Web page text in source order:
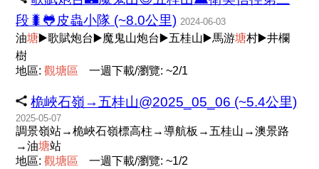
段🐛🐸皮蟲小隊 (~8.0公里) 2024-06-03
油塘▶️歌賦炮台▶️魔鬼山炮台▶️五桂山▶️馬游塘村▶️井欄
樹
地區:觀塘區 一週下載/瀏覽: ~2/1
桅峽石嶺→五桂山@2025_05_06 (~5.4公里)
2025-05-07
調景嶺站→桅峽石嶺標高柱→導航板→五桂山→澳景路
→油塘站
地區:觀塘區 一週下載/瀏覽: ~1/2